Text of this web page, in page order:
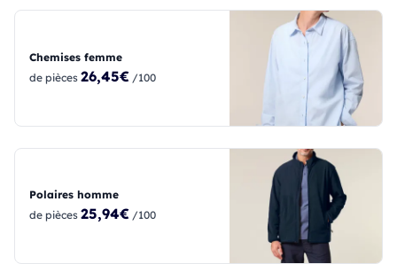
Chemises femme
de pièces 26,45€ /100
Polaires homme
de pièces 25,94€ /100